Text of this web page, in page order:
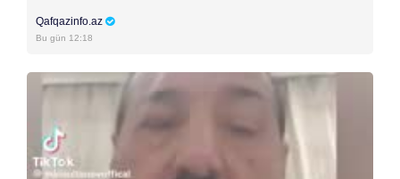
Qafqazinfo.az
Bu gün 12:18